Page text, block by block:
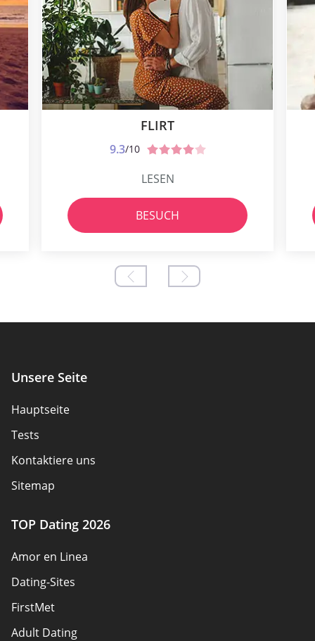
FLIRT
9.3/10
LESEN
BESUCH
Unsere Seite
Hauptseite
Tests
Kontaktiere uns
Sitemap
TOP Dating 2026
Amor en Linea
Dating-Sites
FirstMet
Adult Dating